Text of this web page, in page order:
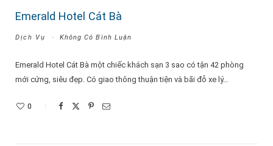
Emerald Hotel Cát Bà
Dịch Vụ Không Có Bình Luận
Emerald Hotel Cát Bà một chiếc khách sạn 3 sao có tận 42 phòng
mới cứng, siêu đẹp. Có giao thông thuận tiện và bãi đỗ xe lý…
0